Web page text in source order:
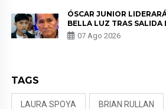
ÓSCAR JUNIOR
BELLA LUZ TRAS SALIDA
PADRE POR POLÉMICA
NALDY SALDAÑA
07 Ago 2026
TAGS
LAURA SPOYA BRIAN RULLAN